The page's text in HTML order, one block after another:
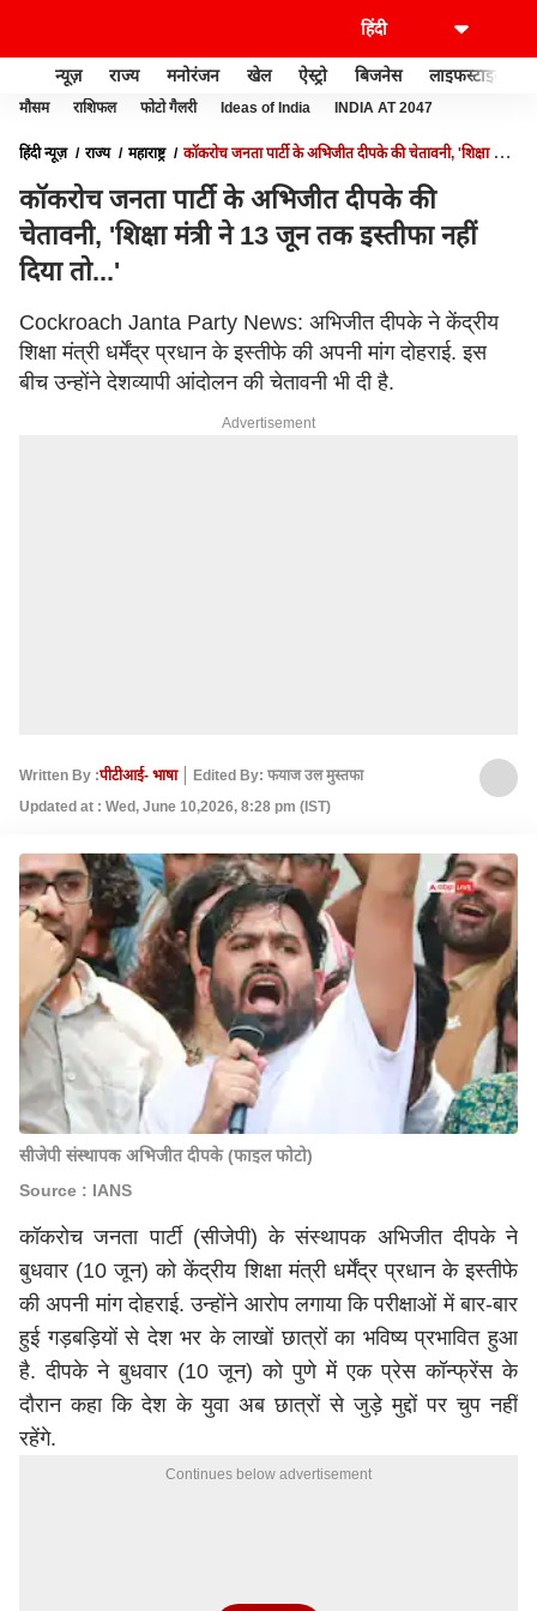
न्यूज़ राज्य मनोरंजन खेल ऐस्ट्रो बिजनेस लाइफस्टाइल
मौसम राशिफल फोटो गैलरी Ideas of India INDIA AT 2047
हिंदी न्यूज़ राज्य महाराष्ट्र
कॉकरोच जनता पार्टी के अभिजीत दीपके की चेतावनी, 'शिक्षा मंत्री
कॉकरोच जनता पार्टी के अभिजीत दीपके की
चेतावनी, 'शिक्षा मंत्री ने 13 जून तक इस्तीफा नहीं
दिया तो...'
Cockroach Janta Party News: अभिजीत दीपके ने केंद्रीय
शिक्षा मंत्री धर्मेंद्र प्रधान के इस्तीफे की अपनी मांग दोहराई. इस
बीच उन्होंने देशव्यापी आंदोलन की चेतावनी भी दी है.
Advertisement
Written By :पीटीआई- भाषा
Edited By: फयाज उल मुस्तफा
Updated at : Wed, June 10,2026, 8:28 pm (IST)
सीजेपी संस्थापक अभिजीत दीपके (फाइल फोटो)
Source : IANS
कॉकरोच जनता पार्टी (सीजेपी) के संस्थापक अभिजीत दीपके ने
बुधवार (10 जून) को केंद्रीय शिक्षा मंत्री धर्मेंद्र प्रधान के इस्तीफे
की अपनी मांग दोहराई. उन्होंने आरोप लगाया कि परीक्षाओं में बार-बार
हुई गड़बड़ियों से देश भर के लाखों छात्रों का भविष्य प्रभावित हुआ
है. दीपके ने बुधवार (10 जून) को पुणे में एक प्रेस कॉन्फ्रेंस के
दौरान कहा कि देश के युवा अब छात्रों से जुड़े मुद्दों पर चुप नहीं
रहेंगे.
Continues below advertisement